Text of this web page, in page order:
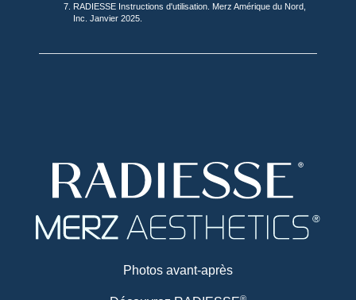
RADIESSE Instructions d'utilisation. Merz Amérique du Nord,
Inc. Janvier 2025.
Photos avant-après